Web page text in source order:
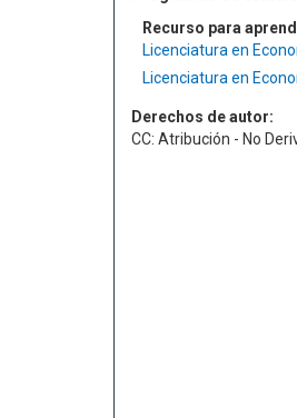
Recurso para
Licenciatura en
Licenciatura en
Derechos de autor:
CC: Atribución - No